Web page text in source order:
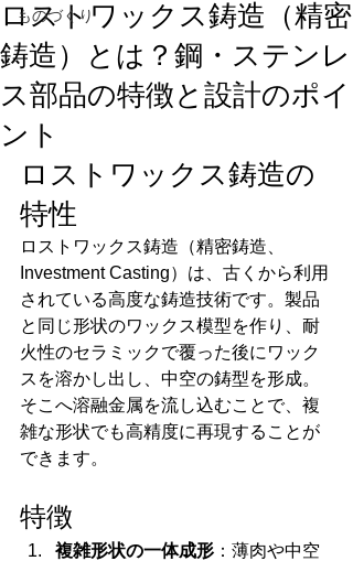
ものづくり
ロストワックス鋳造（精密
鋳造）とは？鋼・ステンレ
ス部品の特徴と設計のポイ
ント
ロストワックス鋳造の
特性
ロストワックス鋳造（精密鋳造、
Investment Casting）は、古くから利用
されている高度な鋳造技術です。製品
と同じ形状のワックス模型を作り、耐
火性のセラミックで覆った後にワック
スを溶かし出し、中空の鋳型を形成。
そこへ溶融金属を流し込むことで、複
雑な形状でも高精度に再現することが
できます。
特徴
複雑形状の一体成形 ：薄肉や中空